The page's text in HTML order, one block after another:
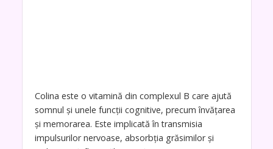
Colina este o vitamină din complexul B care ajută
somnul și unele funcții cognitive, precum învățarea
și memorarea. Este implicată în transmisia
impulsurilor nervoase, absorbția grăsimilor și